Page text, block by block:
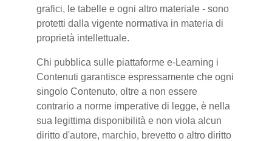
grafici, le tabelle e ogni altro materiale - sono
protetti dalla vigente normativa in materia di
proprietà intellettuale.
Chi pubblica sulle piattaforme e-Learning i
Contenuti garantisce espressamente che ogni
singolo Contenuto, oltre a non essere
contrario a norme imperative di legge, è nella
sua legittima disponibilità e non viola alcun
diritto d'autore, marchio, brevetto o altro diritto